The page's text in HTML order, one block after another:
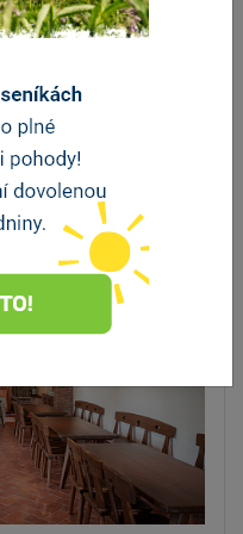
na pečení
tvarůžků, které…